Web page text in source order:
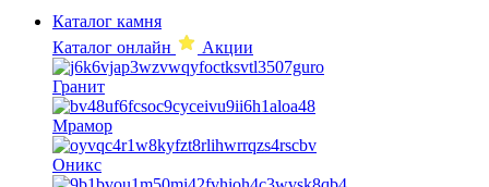
Каталог камня
Каталог онлайн
Акции
Гранит
Мрамор
Оникс